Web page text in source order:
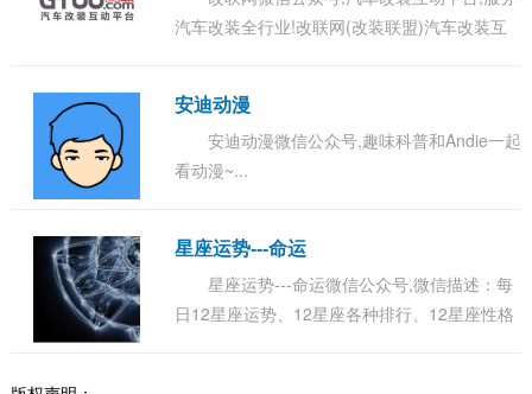
汽车改装全行业!改联网(改装联盟)汽车改装互
安迪动漫
安迪动漫微信公众号,趣味科普和Andie一起
看动漫~...
星座运势---命运
星座运势---命运微信公众号,微信描述：每
日12星座运势、12星座各种排行、12星座性格